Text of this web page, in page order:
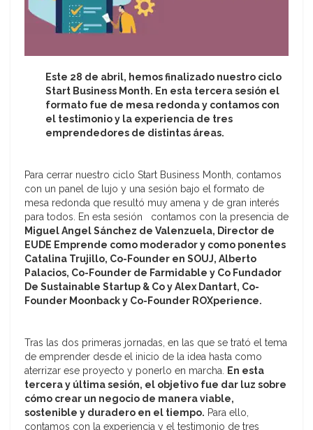
Este 28 de abril, hemos finalizado nuestro ciclo
Start Business Month. En esta tercera sesión el
formato fue de mesa redonda y contamos con
el testimonio y la experiencia de tres
emprendedores de distintas áreas.
Para cerrar nuestro ciclo Start Business Month, contamos
con un panel de lujo y una sesión bajo el formato de
mesa redonda que resultó muy amena y de gran interés
para todos. En esta sesión contamos con la presencia de
Miguel Angel Sánchez de Valenzuela, Director de
EUDE Emprende como moderador y como ponentes
Catalina Trujillo, Co-Founder en SOUJ, Alberto
Palacios, Co-Founder de Farmidable y Co Fundador
De Sustainable Startup & Co y Alex Dantart, Co-
Founder Moonback y Co-Founder ROXperience.
Tras las dos primeras jornadas, en las que se trató el tema
de emprender desde el inicio de la idea hasta como
aterrizar ese proyecto y ponerlo en marcha.
En esta
tercera y última sesión, el objetivo fue dar luz sobre
cómo crear un negocio de manera viable,
sostenible y duradero en el tiempo. Para ello,
contamos con la experiencia y el testimonio de tres